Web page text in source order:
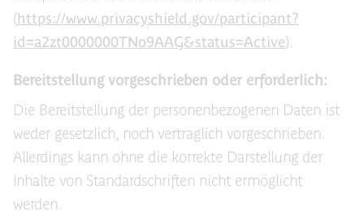
(https://www.privacyshield.gov/participant?
id=a2zt0000000TNo9AAG&status=Active).
Bereitstellung vorgeschrieben oder erforderlich:
Die Bereitstellung der personenbezogenen Daten ist
weder gesetzlich, noch vertraglich vorgeschrieben.
Allerdings kann ohne die korrekte Darstellung der
Inhalte von Standardschriften nicht ermöglicht
werden.